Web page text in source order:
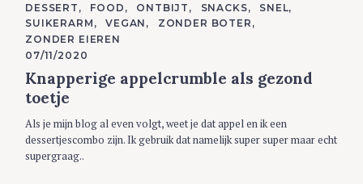
C
A
T
E
G
O
R
I
E
S
DESSERT FOOD ONTBIJT SNACKS
SNEL
SUIKERARM
VEGAN
ZONDER BOTER
ZONDER EIEREN
07/11/2020
Knapperige appelcrumble als gezond
toetje
Als je mijn blog al even volgt, weet je dat appel en ik een
dessertjescombo zijn. Ik gebruik dat namelijk super super maar echt
supergraag..